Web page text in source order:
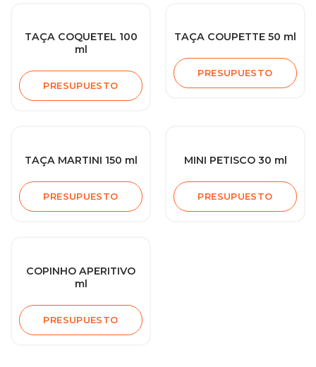
TAÇA COQUETEL 100
ml
PRESUPUESTO
TAÇA COUPETTE 50 ml
PRESUPUESTO
TAÇA MARTINI 150 ml
PRESUPUESTO
MINI PETISCO 30 ml
PRESUPUESTO
COPINHO APERITIVO
ml
PRESUPUESTO